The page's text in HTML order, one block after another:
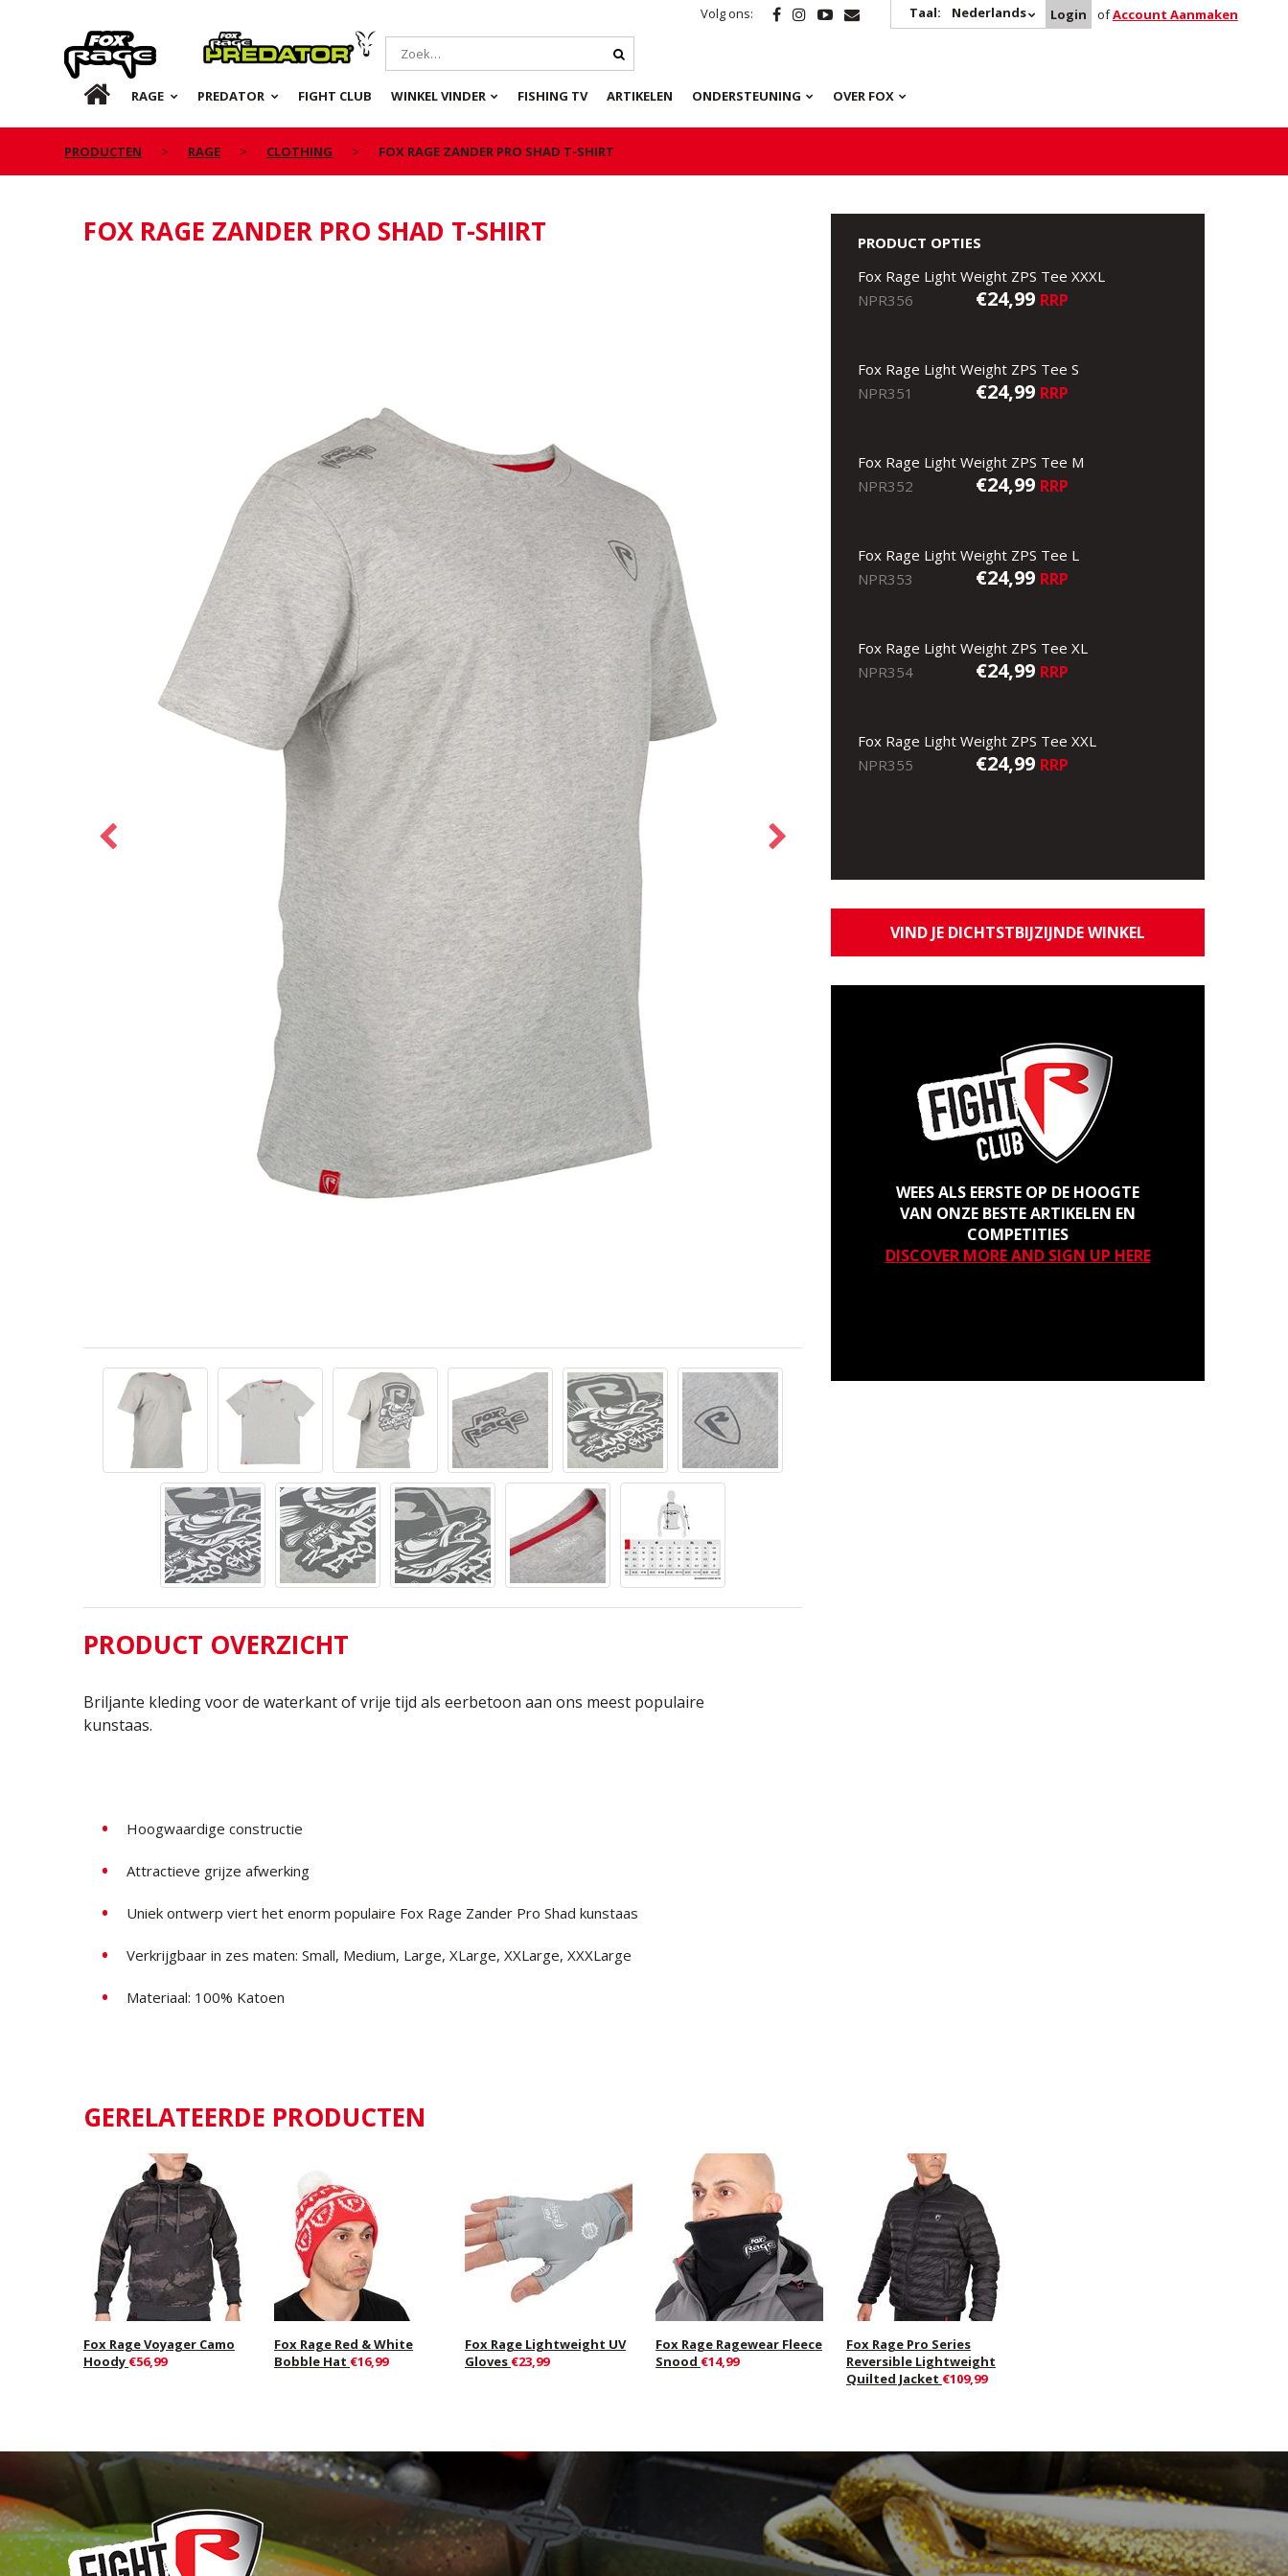
Volg ons: Taal: Nederlands Login ofAccount Aanmaken
Rage Predator
NL RAGE PREDATOR FIGHT CLUB WINKEL VINDER FISHING TV ARTIKELEN ONDERSTEUNING OVER FOX
PRODUCTEN RAGE CLOTHING FOX RAGE ZANDER PRO SHAD T-SHIRT
FOX RAGE ZANDER PRO SHAD T-SHIRT
PRODUCT OVERZICHT
Briljante kleding voor de waterkant of vrije tijd als eerbetoon aan ons meest populaire
kunstaas.
Hoogwaardige constructie
Attractieve grijze afwerking
Uniek ontwerp viert het enorm populaire Fox Rage Zander Pro Shad kunstaas
Verkrijgbaar in zes maten: Small, Medium, Large, XLarge, XXLarge, XXXLarge
Materiaal: 100% Katoen
PRODUCT OPTIES
Fox Rage Light Weight ZPS Tee XXXL
NPR356
€24,99 RRP
Fox Rage Light Weight ZPS Tee S
NPR351
€24,99 RRP
Fox Rage Light Weight ZPS Tee M
NPR352
€24,99 RRP
Fox Rage Light Weight ZPS Tee L
NPR353
€24,99 RRP
Fox Rage Light Weight ZPS Tee XL
NPR354
€24,99 RRP
Fox Rage Light Weight ZPS Tee XXL
NPR355
€24,99 RRP
VIND JE DICHTSTBIJZIJNDE WINKEL
WEES ALS EERSTE OP DE HOOGTE
VAN ONZE BESTE ARTIKELEN EN
COMPETITIES
DISCOVER MORE AND SIGN UP HERE
GERELATEERDE PRODUCTEN
Fox Rage Voyager Camo
Hoody €56,99
Fox Rage Red & White
Bobble Hat €16,99
Fox Rage Lightweight UV
Gloves €23,99
Fox Rage Ragewear Fleece
Snood €14,99
Fox Rage Pro Series
Reversible Lightweight
Quilted Jacket €109,99